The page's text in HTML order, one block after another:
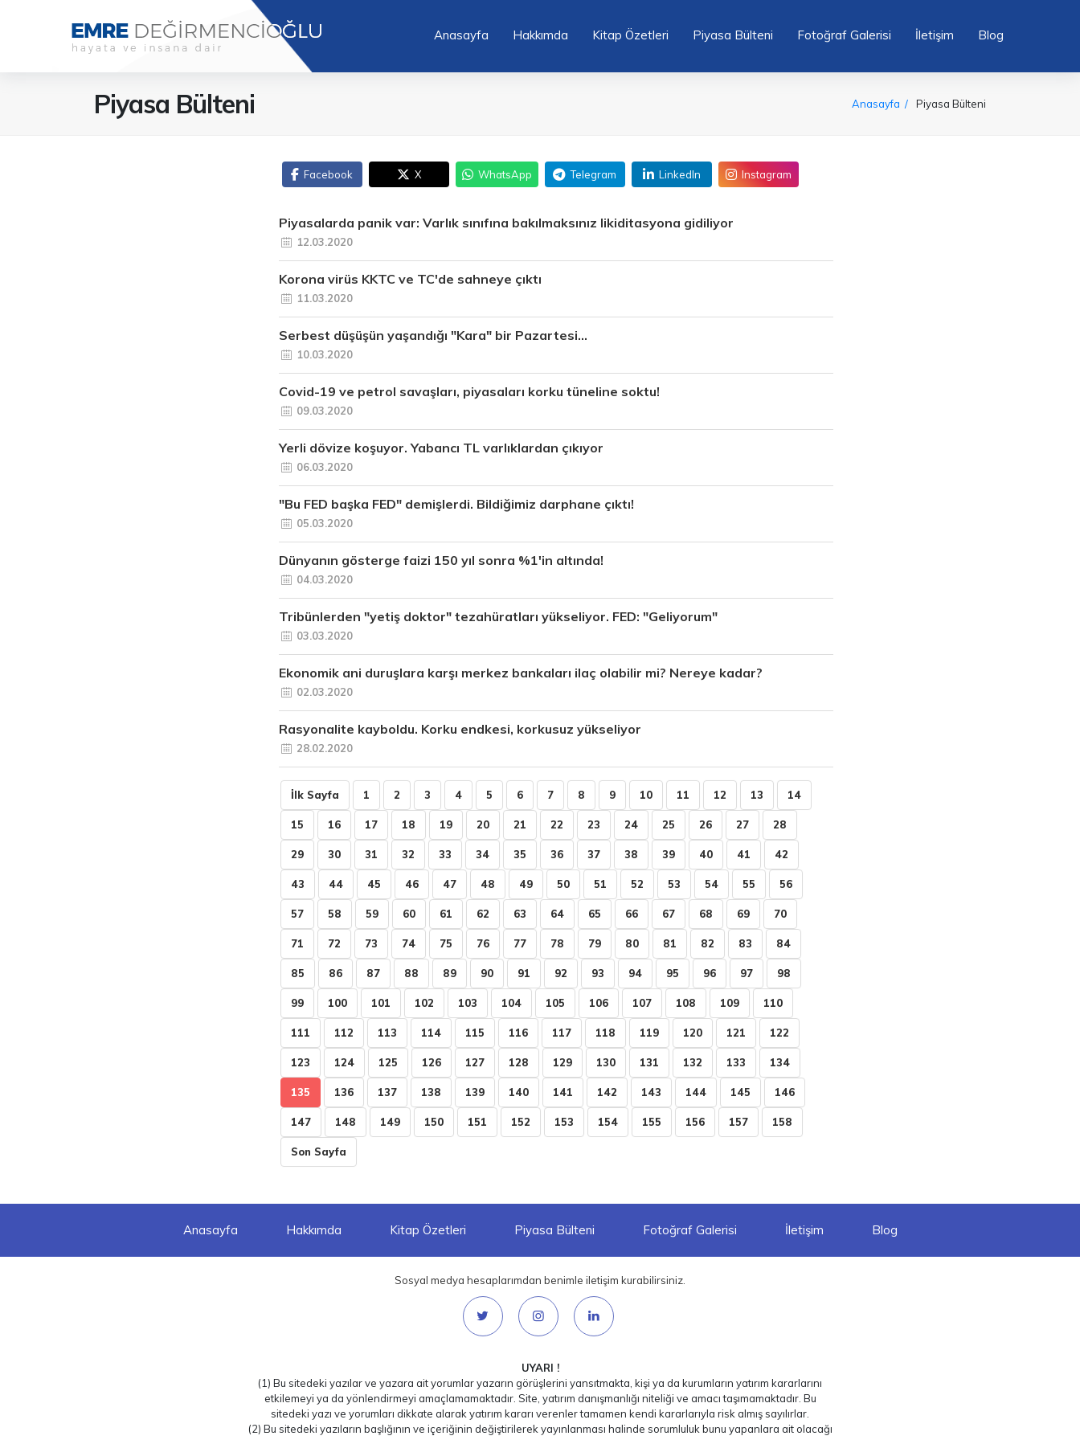
Anasayfa Hakkımda Kitap Özetleri Piyasa Bülteni Fotoğraf Galerisi İletişim Blog
Piyasa Bülteni Anasayfa Piyasa Bülteni
Facebook X WhatsApp Telegram LinkedIn Instagram
Piyasalarda panik var: Varlık sınıfına bakılmaksınız likiditasyona gidiliyor
12.03.2020
Korona virüs KKTC ve TC'de sahneye çıktı
11.03.2020
Serbest düşüşün yaşandığı "Kara" bir Pazartesi…
10.03.2020
Covid-19 ve petrol savaşları, piyasaları korku tüneline soktu!
09.03.2020
Yerli dövize koşuyor. Yabancı TL varlıklardan çıkıyor
06.03.2020
"Bu FED başka FED" demişlerdi. Bildiğimiz darphane çıktı!
05.03.2020
Dünyanın gösterge faizi 150 yıl sonra %1'in altında!
04.03.2020
Tribünlerden "yetiş doktor" tezahüratları yükseliyor. FED: "Geliyorum"
03.03.2020
Ekonomik ani duruşlara karşı merkez bankaları ilaç olabilir mi? Nereye kadar?
02.03.2020
Rasyonalite kayboldu. Korku endkesi, korkusuz yükseliyor
28.02.2020
İlk Sayfa 1 2 3 4 5 6 7 8 9 10 11 12 13 14
15 16 17 18 19 20 21 22 23 24 25 26 27 28
29 30 31 32 33 34 35 36 37 38 39 40 41 42
43 44 45 46 47 48 49 50 51 52 53 54 55 56
57 58 59 60 61 62 63 64 65 66 67 68 69 70
71 72 73 74 75 76 77 78 79 80 81 82 83 84
85 86 87 88 89 90 91 92 93 94 95 96 97 98
99 100 101 102 103 104 105 106 107 108 109 110
111 112 113 114 115 116 117 118 119 120 121 122
123 124 125 126 127 128 129 130 131 132 133 134
135 136 137 138 139 140 141 142 143 144 145 146
147 148 149 150 151 152 153 154 155 156 157 158
Son Sayfa
Anasayfa Hakkımda Kitap Özetleri Piyasa Bülteni Fotoğraf Galerisi İletişim Blog
Sosyal medya hesaplarımdan benimle iletişim kurabilirsiniz.
UYARI !
(1) Bu sitedeki yazılar ve yazara ait yorumlar yazarın görüşlerini yansıtmakta, kişi ya da kurumların yatırım kararlarını
etkilemeyi ya da yönlendirmeyi amaçlamamaktadır. Site, yatırım danışmanlığı niteliği ve amacı taşımamaktadır. Bu
sitedeki yazı ve yorumları dikkate alarak yatırım kararı verenler tamamen kendi kararlarıyla risk almış sayılırlar.
(2) Bu sitedeki yazıların başlığının ve içeriğinin değiştirilerek yayınlanması halinde sorumluluk bunu yapanlara ait olacağı